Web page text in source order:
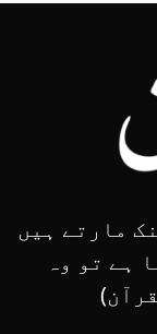
مارتے ہیں
ہے تو وہ